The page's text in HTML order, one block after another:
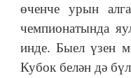
өченче урын
чемпионатында
инде. Быел үзен
Кубок белән дә